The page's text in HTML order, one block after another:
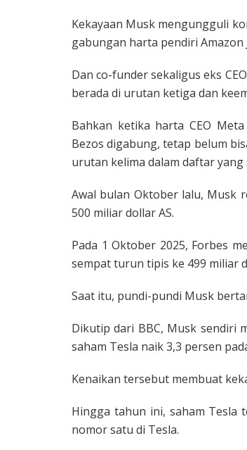
Kekayaan Musk mengungguli
gabungan harta pendiri Amazon
Dan co-funder sekaligus eks
berada di urutan ketiga dan
Bahkan ketika harta CEO
Bezos digabung, tetap belum
urutan kelima dalam daftar yang
Awal bulan Oktober lalu, Musk
500 miliar dollar AS.
Pada 1 Oktober 2025, Forbes
sempat turun tipis ke 499 miliar
Saat itu, pundi-pundi Musk
Dikutip dari BBC, Musk sendiri
saham Tesla naik 3,3 persen
Kenaikan tersebut membuat
Hingga tahun ini, saham Tesla
nomor satu di Tesla.